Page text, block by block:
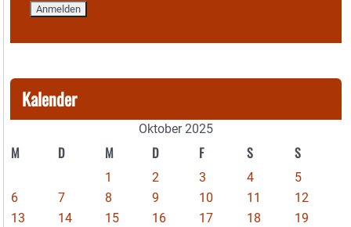
Kalender
Oktober 2025
M D M D F S S
1 2 3 4
5
6
7 8 9 10 11
12
13
14 15 16 17 18
19